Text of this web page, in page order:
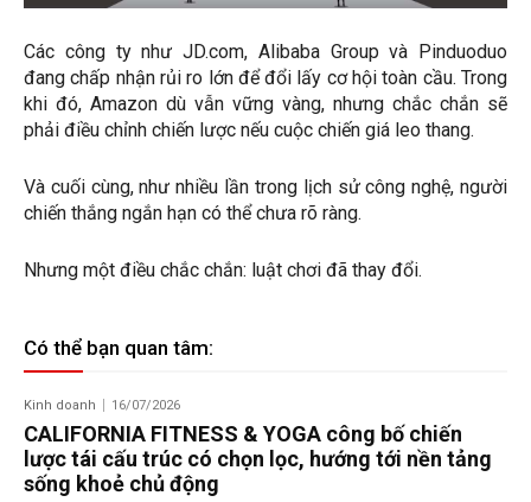
Các công ty như JD.com, Alibaba Group và Pinduoduo
đang chấp nhận rủi ro lớn để đổi lấy cơ hội toàn cầu. Trong
khi đó, Amazon dù vẫn vững vàng, nhưng chắc chắn sẽ
phải điều chỉnh chiến lược nếu cuộc chiến giá leo thang.
Và cuối cùng, như nhiều lần trong lịch sử công nghệ, người
chiến thắng ngắn hạn có thể chưa rõ ràng.
Nhưng một điều chắc chắn: luật chơi đã thay đổi.
Có thể bạn quan tâm:
Kinh doanh 16/07/2026
CALIFORNIA FITNESS & YOGA công bố chiến
lược tái cấu trúc có chọn lọc, hướng tới nền tảng
sống khoẻ chủ động